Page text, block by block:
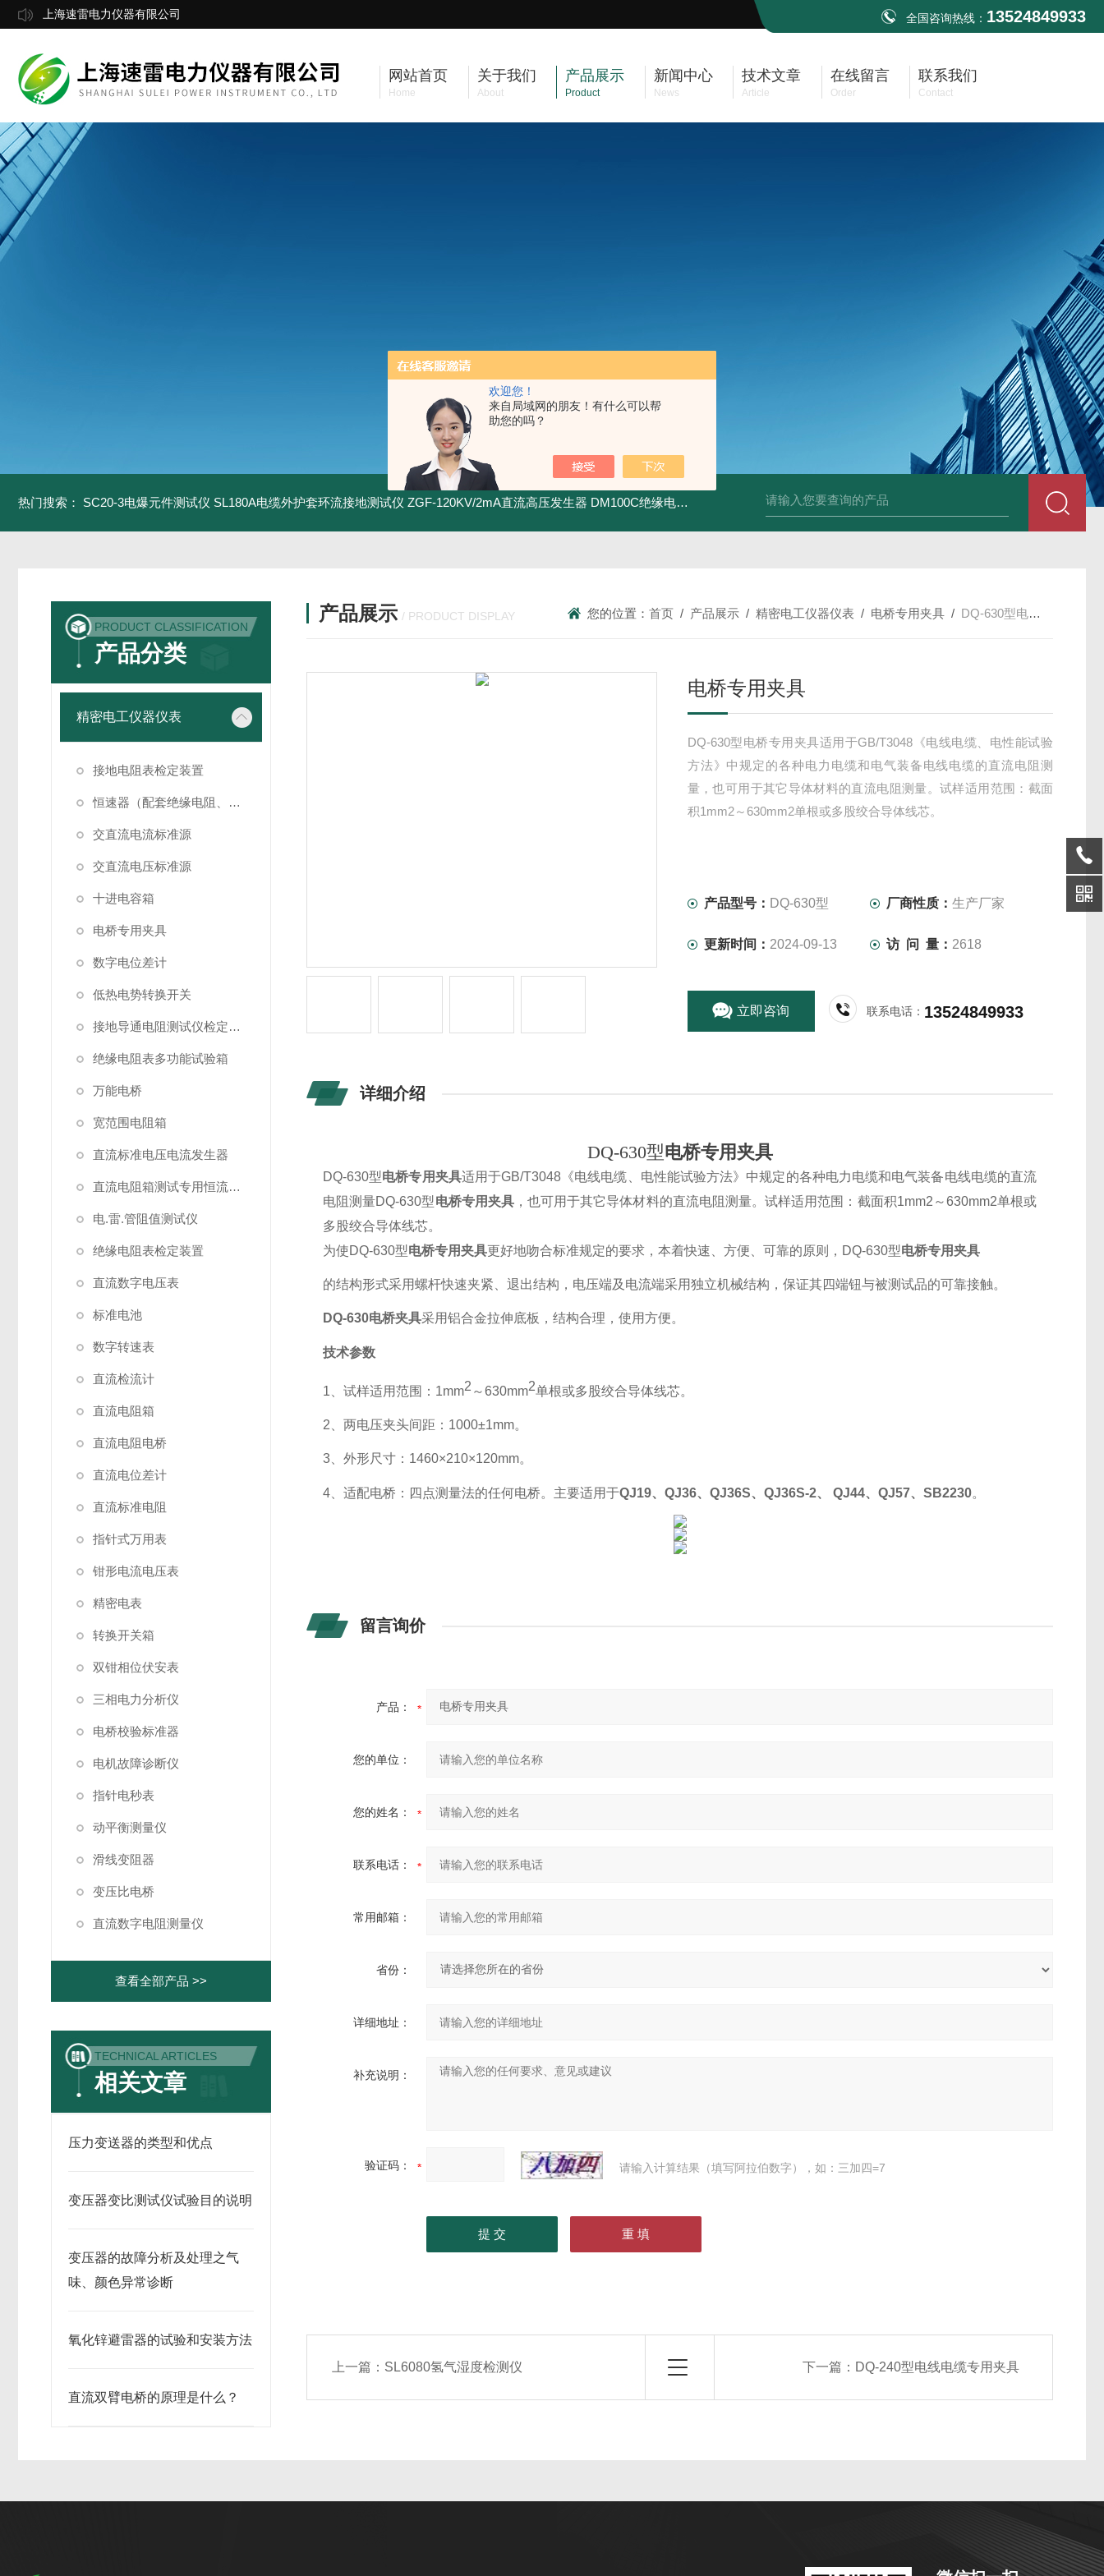
欢迎您！
来自局域网的朋友！有什么可以帮
助您的吗？
上海速雷电力仪器有限公司 全国咨询热线： 13524849933
网站首页
Home
关于我们
About
产品展示
Product
新闻中心
News
技术文章
Article
在线留言
Order
联系我们
Contact
热门搜索： SC20-3电爆元件测试仪 SL180A电缆外护套环流接地测试仪 ZGF-120KV/2mA直流高压发生器 DM100C绝缘电阻测试仪 DM50C绝缘电阻测试仪 SLB-II全自动变比测试仪 BY2672数字兆欧表
PRODUCT CLASSIFICATION
产品分类
精密电工仪器仪表
接地电阻表检定装置
恒速器（配套绝缘电阻、接地电阻表检定）
交直流电流标准源
交直流电压标准源
十进电容箱
电桥专用夹具
数字电位差计
低热电势转换开关
接地导通电阻测试仪检定装置
绝缘电阻表多功能试验箱
万能电桥
宽范围电阻箱
直流标准电压电流发生器
直流电阻箱测试专用恒流源（简称恒流源）
电.雷.管阻值测试仪
绝缘电阻表检定装置
直流数字电压表
标准电池
数字转速表
直流检流计
直流电阻箱
直流电阻电桥
直流电位差计
直流标准电阻
指针式万用表
钳形电流电压表
精密电表
转换开关箱
双钳相位伏安表
三相电力分析仪
电桥校验标准器
电机故障诊断仪
指针电秒表
动平衡测量仪
滑线变阻器
变压比电桥
直流数字电阻测量仪
查看全部产品 >>
TECHNICAL ARTICLES
相关文章
压力变送器的类型和优点
变压器变比测试仪试验目的说明
变压器的故障分析及处理之气
味、颜色异常诊断
氧化锌避雷器的试验和安装方法
直流双臂电桥的原理是什么？
产品展示 / PRODUCT DISPLAY 您的位置：首页 / 产品展示 /精密电工仪器仪表 / 电桥专用夹具 / DQ-630型电桥专用夹具
电桥专用夹具
DQ-630型电桥专用夹具适用于GB/T3048《电线电缆、电性能试验
方法》中规定的各种电力电缆和电气装备电线电缆的直流电阻测
量，也可用于其它导体材料的直流电阻测量。试样适用范围：截面
积1mm2～630mm2单根或多股绞合导体线芯。
产品型号： DQ-630型 厂商性质：生产厂家
更新时间： 2024-09-13 访 问 量： 2618
立即咨询 联系电话： 13524849933
详细介绍
DQ-630型电桥专用夹具
DQ-630型电桥专用夹具适用于GB/T3048《电线电缆、电性能试验方法》中规定的各种电力电缆和电气装备电线电缆的直流
电阻测量DQ-630型电桥专用夹具，也可用于其它导体材料的直流电阻测量。试样适用范围：截面积1mm2～630mm2单根或
多股绞合导体线芯。
为使DQ-630型电桥专用夹具更好地吻合标准规定的要求，本着快速、方便、可靠的原则， DQ-630型电桥专用夹具
的结构形式采用螺杆快速夹紧、退出结构，电压端及电流端采用独立机械结构，保证其四端钮与被测试品的可靠接触。
DQ-630电桥夹具采用铝合金拉伸底板，结构合理，使用方便。
技术参数
1、试样适用范围：1mm2 ～630mm2单根或多股绞合导体线芯。
2、两电压夹头间距：1000±1mm。
3、外形尺寸：1460×210×120mm。
4、适配电桥：四点测量法的任何电桥。 主要适用于QJ19、QJ36、QJ36S、QJ36S-2、 QJ44、QJ57、SB2230。
留言询价
产品：
您的单位：
您的姓名：
联系电话：
常用邮箱：
省份：
详细地址：
补充说明：
验证码： 请输入计算结果（填写阿拉伯数字），如：三加四=7
上一篇： SL6080氢气湿度检测仪 下一篇： DQ-240型电线电缆专用夹具